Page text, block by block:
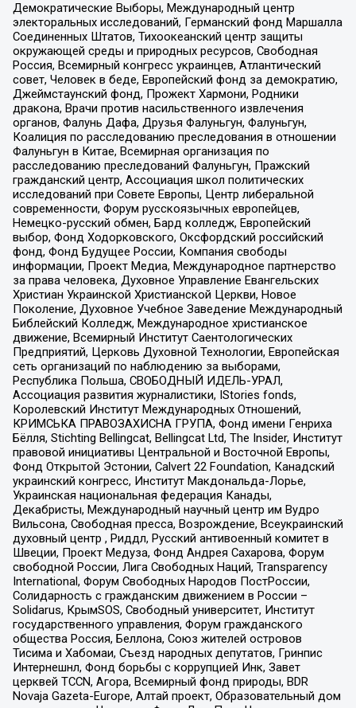
Демократические Выборы, Международный центр
электоральных исследований, Германский фонд Маршалла
Соединенных Штатов, Тихоокеанский центр защиты
окружающей среды и природных ресурсов, Свободная
Россия, Всемирный конгресс украинцев, Атлантический
совет, Человек в беде, Европейский фонд за демократию,
Джеймстаунский фонд, Прожект Хармони, Родники
дракона, Врачи против насильственного извлечения
органов, Фалунь Дафа, Друзья Фалуньгун, Фалуньгун,
Коалиция по расследованию преследования в отношении
Фалуньгун в Китае, Всемирная организация по
расследованию преследований Фалуньгун, Пражский
гражданский центр, Ассоциация школ политических
исследований при Совете Европы, Центр либеральной
современности, Форум русскоязычных европейцев,
Немецко-русский обмен, Бард колледж, Европейский
выбор, Фонд Ходорковского, Оксфордский российский
фонд, Фонд Будущее России, Компания свободы
информации, Проект Медиа, Международное партнерство
за права человека, Духовное Управление Евангельских
Христиан Украинской Христианской Церкви, Новое
Поколение, Духовное Учебное Заведение Международный
Библейский Колледж, Международное христианское
движение, Всемирный Институт Саентологических
Предприятий, Церковь Духовной Технологии, Европейская
сеть организаций по наблюдению за выборами,
Республика Польша, СВОБОДНЫЙ ИДЕЛЬ-УРАЛ,
Ассоциация развития журналистики, IStories fonds,
Королевский Институт Международных Отношений,
КРИМСЬКА ПРАВОЗАХИСНА ГРУПА, Фонд имени Генриха
Бёлля, Stichting Bellingcat, Bellingcat Ltd, The Insider, Институт
правовой инициативы Центральной и Восточной Европы,
Фонд Открытой Эстонии, Calvert 22 Foundation, Канадский
украинский конгресс, Институт Макдональда-Лорье,
Украинская национальная федерация Канады,
Декабристы, Международный научный центр им Вудро
Вильсона, Свободная пресса, Возрождение, Всеукраинский
духовный центр , Риддл, Русский антивоенный комитет в
Швеции, Проект Медуза, Фонд Андрея Сахарова, Форум
свободной России, Лига Свободных Наций, Transparеncy
International, Форум Свободных Народов ПостРоссии,
Солидарность с гражданским движением в России –
Solidarus, КрымSOS, Свободный университет, Институт
государственного управления, Форум гражданского
общества Россия, Беллона, Союз жителей островов
Тисима и Хабомаи, Съезд народных депутатов, Гринпис
Интернешнл, Фонд борьбы с коррупцией Инк, Завет
церквей TCCN, Агора, Всемирный фонд природы, BDR
Novaja Gazeta-Europe, Алтай проект, Образовательный дом